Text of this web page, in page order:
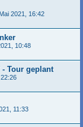
2021, 16:42
10:48
- Tour geplant
11:33